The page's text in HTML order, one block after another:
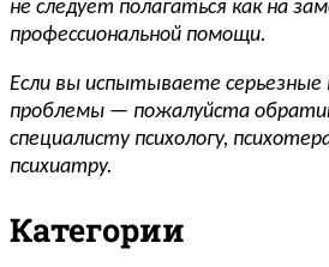
не следует полагаться как на
профессиональной помощи.
Если вы испытываете серьезные
проблемы — пожалуйста
специалисту психологу,
психиатру.
Категории